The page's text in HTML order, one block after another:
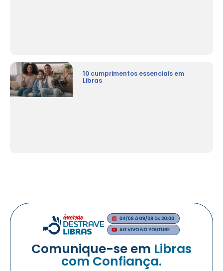
10 cumprimentos essenciais em
Libras
Comunique-se em Libras
com Confiança.